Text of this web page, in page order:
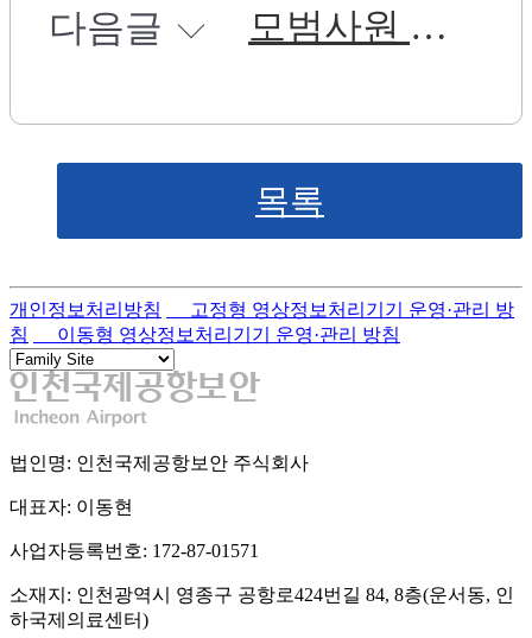
다음글 모범사원 등 대표이사 표창 실시
목록
개인정보처리방침
고정형 영상정보처리기기 운영·관리 방
침
이동형 영상정보처리기기 운영·관리 방침
법인명: 인천국제공항보안 주식회사
대표자: 이동현
사업자등록번호: 172-87-01571
소재지: 인천광역시 영종구 공항로424번길 84, 8층(운서동, 인
하국제의료센터)